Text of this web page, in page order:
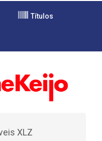
Títulos
XLZ